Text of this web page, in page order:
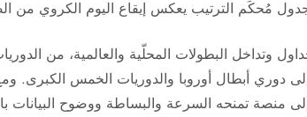
وتداخل البطولات المحلّية والعالمية، من
دوري أبطال أوروبا والدوريات الخمس الكبرى.
منصة تمنحه السرعة والبساطة ووضوح البيانات